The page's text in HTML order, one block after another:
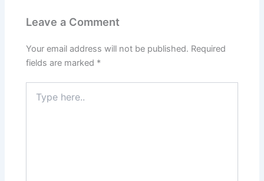
Leave a Comment
Your email address will not be published. Required
fields are marked *
here..